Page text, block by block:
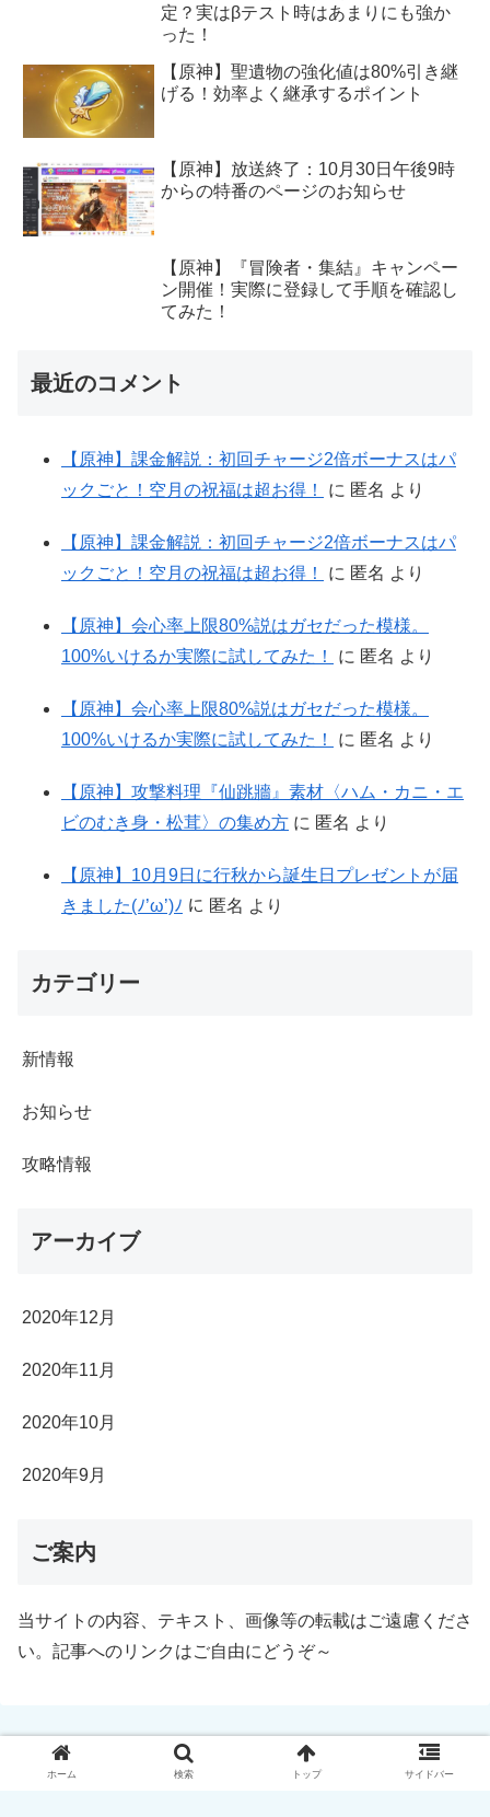
定？実はβテスト時はあまりにも強か
った！
【原神】聖遺物の強化値は80%引き継
げる！効率よく継承するポイント
【原神】放送終了：10月30日午後9時
からの特番のページのお知らせ
【原神】『冒険者・集結』キャンペー
ン開催！実際に登録して手順を確認し
てみた！
最近のコメント
【原神】課金解説：初回チャージ2倍ボーナスはパ
ックごと！空月の祝福は超お得！
に 匿名 より
【原神】課金解説：初回チャージ2倍ボーナスはパ
ックごと！空月の祝福は超お得！
に 匿名 より
【原神】会心率上限80%説はガセだった模様。
100%いけるか実際に試してみた！
に 匿名 より
【原神】会心率上限80%説はガセだった模様。
100%いけるか実際に試してみた！
に 匿名 より
【原神】攻撃料理『仙跳牆』素材〈ハム・カニ・エ
ビのむき身・松茸〉の集め方 に 匿名 より
【原神】10月9日に行秋から誕生日プレゼントが届
きました(ﾉ’ω’)ﾉ に 匿名 より
カテゴリー
新情報
お知らせ
攻略情報
アーカイブ
2020年12月
2020年11月
2020年10月
2020年9月
ご案内
当サイトの内容、テキスト、画像等の転載はご遠慮くださ
い。記事へのリンクはご自由にどうぞ～
ホーム 検索 トップ サイドバー